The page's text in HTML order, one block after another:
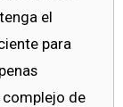
el
para
de